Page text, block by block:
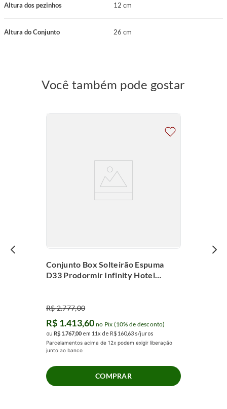
Altura dos pezinhos 12 cm
Altura do Conjunto 26 cm
Você também pode gostar
Conjunto Box Solteirão Espuma
D33 Prodormir Infinity Hotel
R$2.777,00
R$ 1.413,60 no Pix (10% de desconto)
ou R$ 1.76700 em 11x de R$ 160,63 s/juros
Parcelamentos acima de 12x podem exigir liberação
junto ao banco
COMPRAR